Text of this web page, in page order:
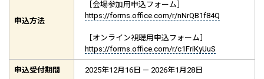
申込方法
［会場参加用申込フォーム］
https://forms.office.com/r/nNrQB1f84Q
［オンライン視聴用申込フォーム］
https://forms.office.com/r/c1FriKyUuS
申込受付期間 2025年12月16日 — 2026年1月28日